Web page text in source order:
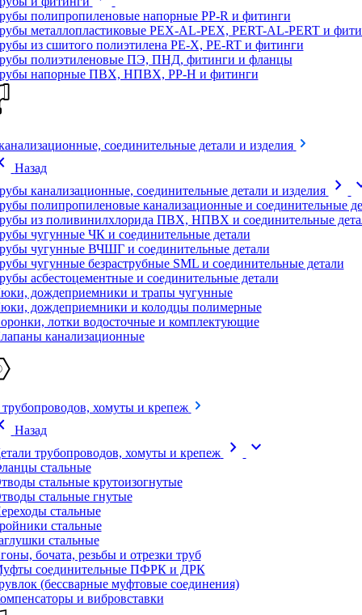
полипропиленовые напорные PP-R и фитинги
металлопластиковые PEX-AL-PEX, PERT-AL-PERT и
из сшитого полиэтилена PE-X, PE-RT и фитинги
полиэтиленовые ПЭ, ПНД, фитинги и фланцы
напорные ПВХ, НПВХ, PP-H и фитинги
соединительные детали и изделия
Назад
канализационные, соединительные детали и изделия
chevron_right
полипропиленовые канализационные и соединительные
из поливинилхлорида ПВХ, НПВХ и соединительные
чугунные ЧК и соединительные детали
чугунные ВЧШГ и соединительные детали
чугунные безраструбные SML и соединительные детали
асбестоцементные и соединительные детали
дождеприемники и трапы чугунные
дождеприемники и колодцы полимерные
лотки водосточные и комплектующие
канализационные
трубопроводов, хомуты и крепеж
Назад
трубопроводов, хомуты и крепеж
chevron_right expand_more
стальные
стальные крутоизогнутые
стальные гнутые
стальные
стальные
стальные
бочата, резьбы и отрезки труб
соединительные ПФРК и ДРК
(бессварные муфтовые соединения)
и вибровставки